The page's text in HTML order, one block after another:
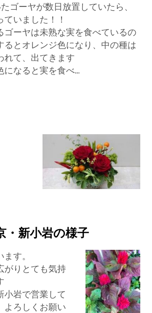
ゴーヤが数日放置していたら、
いました！！
ゴーヤは未熟な実を食べているの
るとオレンジ色になり、中の種は
れて、出てきます
になると実を食べ…
新小岩の様子
す。
がりとても気持
小岩で営業して
よろしくお願い